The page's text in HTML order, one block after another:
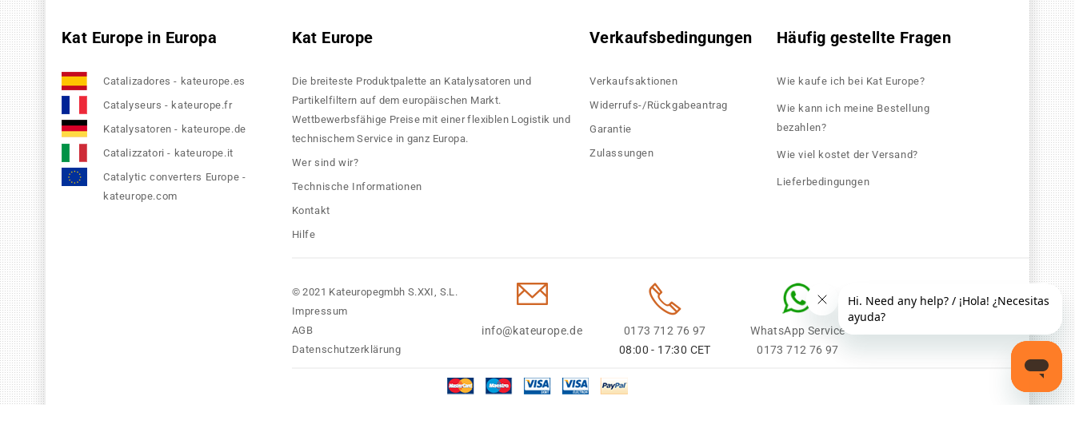
Kat Europe in Europa
Catalizadores - kateurope.es
Catalyseurs - kateurope.fr
Katalysatoren - kateurope.de
Catalizzatori - kateurope.it
Catalytic converters Europe -
kateurope.com
Kat Europe
Die breiteste Produktpalette an Katalysatoren und
Partikelfiltern auf dem europäischen Markt.
Wettbewerbsfähige Preise mit einer flexiblen Logistik und
technischem Service in ganz Europa.
Wer sind wir?
Technische Informationen
Kontakt
Hilfe
Verkaufsbedingungen
Verkaufsaktionen
Widerrufs-/Rückgabeantrag
Garantie
Zulassungen
Häufig gestellte Fragen
Wie kaufe ich bei Kat Europe?
Wie kann ich meine Bestellung
bezahlen?
Wie viel kostet der Versand?
Lieferbedingungen
© 2021 Kateuropegmbh S.XXI, S.L.
Impressum
AGB
Datenschutzerklärung
info@kateurope.de
0173 712 76 97
08:00 - 17:30 CET
WhatsApp Service
0173 712 76 97